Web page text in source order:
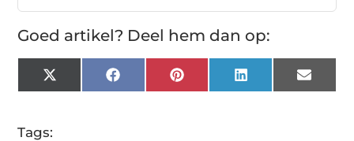
Goed artikel? Deel hem dan op:
X
(Twitter)
FacebookPinterest LinkedIn Email
Tags: